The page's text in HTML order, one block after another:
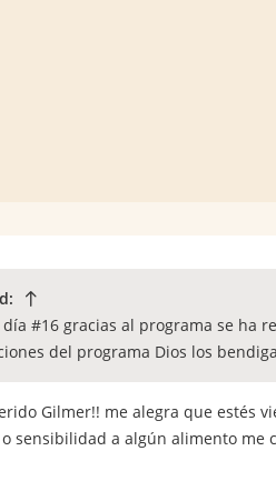
día #16 gracias al programa se ha
del programa Dios los
Gilmer!! me alegra que estés
sensibilidad a algún alimento me